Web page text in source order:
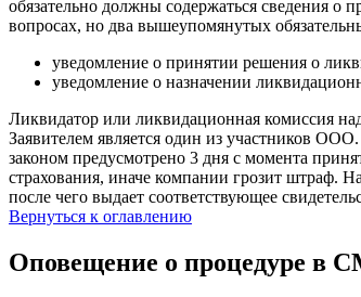
обязательно должны содержаться сведения о
вопросах, но два вышеупомянутых
уведомление о принятии решения о
уведомление о назначении
Ликвидатор или ликвидационная комиссия
Заявителем является один из участников
законом предусмотрено 3 дня с момента
страхования, иначе компании грозит штраф.
после чего выдает соответствующее
Вернуться к оглавлению
Оповещение о процедуре в